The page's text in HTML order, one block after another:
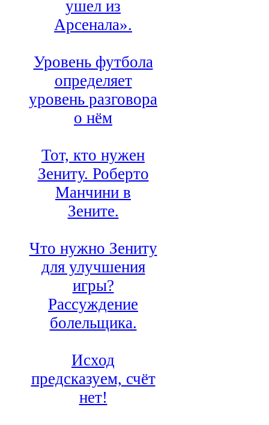
ушел из
Арсенала».
Уровень футбола
определяет
уровень разговора
о нём
Тот, кто нужен
Зениту. Роберто
Манчини в
Зените.
Что нужно Зениту
для улучшения
игры?
Рассуждение
болельщика.
Исход
предсказуем, счёт
нет!